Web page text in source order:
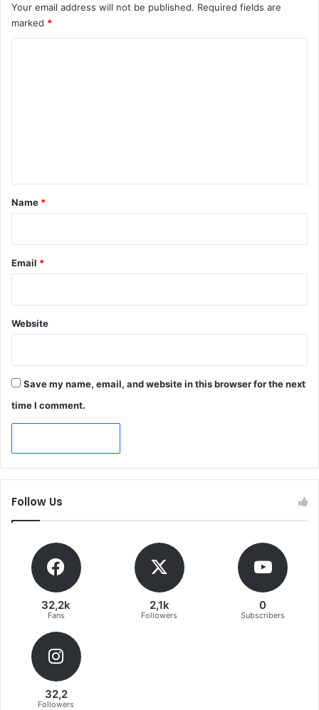
Your email address will not be published. Required fields are
marked *
*
Name *
Email *
Website
Save my name, email, and website in this browser for the next
time I comment.
Follow Us
32,2k
Fans
2,1k
Followers
0
Subscribers
32,2
Followers